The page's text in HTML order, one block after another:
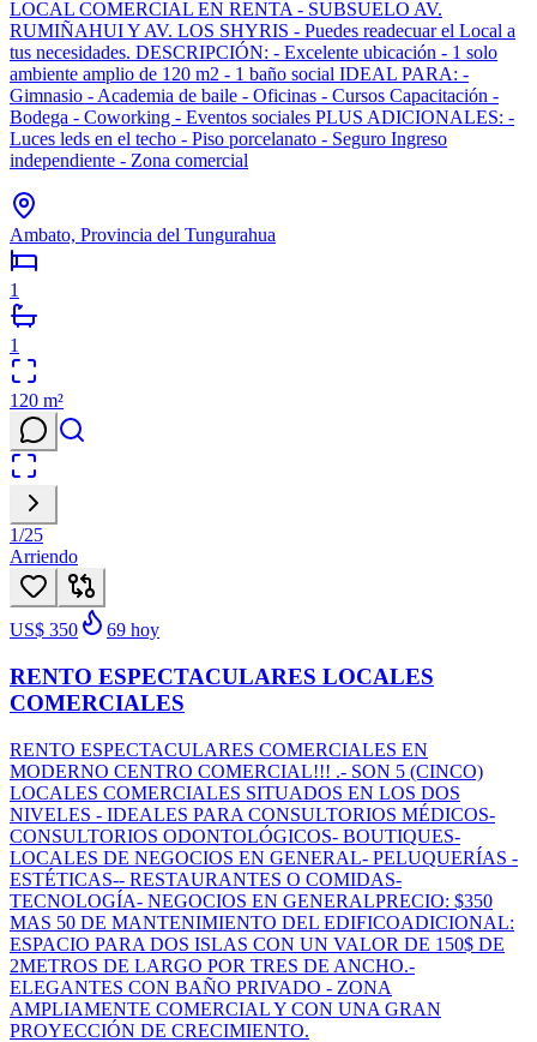
LOCAL COMERCIAL EN RENTA - SUBSUELO AV.
RUMIÑAHUI Y AV. LOS SHYRIS - Puedes readecuar el Local a
tus necesidades. DESCRIPCIÓN: - Excelente ubicación - 1 solo
ambiente amplio de 120 m2 - 1 baño social IDEAL PARA: -
Gimnasio - Academia de baile - Oficinas - Cursos Capacitación -
Bodega - Coworking - Eventos sociales PLUS ADICIONALES: -
Luces leds en el techo - Piso porcelanato - Seguro Ingreso
independiente - Zona comercial
Ambato, Provincia del Tungurahua
1
1
120 m²
1/25
Arriendo
US$ 350 69 hoy
RENTO ESPECTACULARES LOCALES
COMERCIALES
RENTO ESPECTACULARES COMERCIALES EN
MODERNO CENTRO COMERCIAL!!! .- SON 5 (CINCO)
LOCALES COMERCIALES SITUADOS EN LOS DOS
NIVELES - IDEALES PARA CONSULTORIOS MÉDICOS-
CONSULTORIOS ODONTOLÓGICOS- BOUTIQUES-
LOCALES DE NEGOCIOS EN GENERAL- PELUQUERÍAS -
ESTÉTICAS-- RESTAURANTES O COMIDAS-
TECNOLOGÍA- NEGOCIOS EN GENERALPRECIO: $350
MAS 50 DE MANTENIMIENTO DEL EDIFICOADICIONAL:
ESPACIO PARA DOS ISLAS CON UN VALOR DE 150$ DE
2METROS DE LARGO POR TRES DE ANCHO.-
ELEGANTES CON BAÑO PRIVADO - ZONA
AMPLIAMENTE COMERCIAL Y CON UNA GRAN
PROYECCIÓN DE CRECIMIENTO.